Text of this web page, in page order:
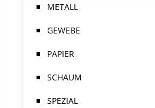
METALL
GEWEBE
PAPIER
SCHAUM
SPEZIAL